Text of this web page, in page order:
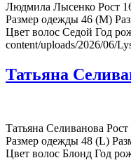
Людмила Лысенко Рост
Размер одежды 46 (M)
Цвет волос Седой Год
content/uploads/2026/06/
Татьяна
Татьяна Селиванова
Размер одежды 48 (L)
Цвет волос Блонд Год